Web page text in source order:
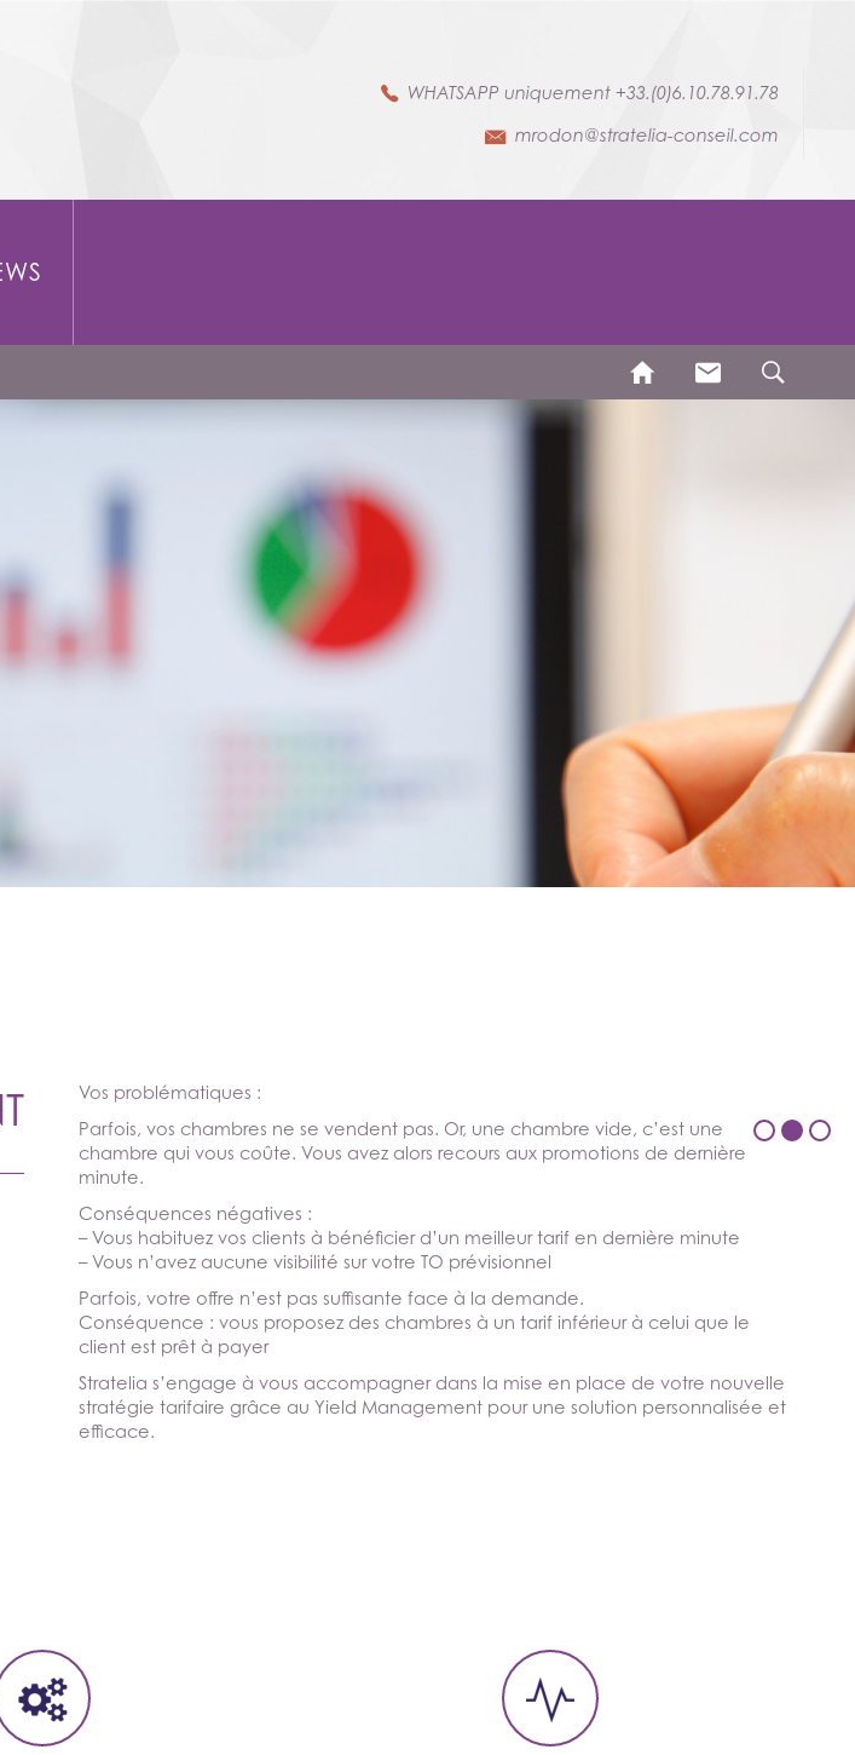
WHATSAPP uniquement +33.(0)6.10.78.91.78
mrodon@stratelia-conseil.com
Vos problématiques :
Parfois, vos chambres ne se vendent pas. Or, une chambre vide, c’est une
chambre qui vous coûte. Vous avez alors recours aux promotions de dernière
minute.
Conséquences négatives :
– Vous habituez vos clients à bénéficier d’un meilleur tarif en dernière minute
– Vous n’avez aucune visibilité sur votre TO prévisionnel
Parfois, votre offre n’est pas suffisante face à la demande.
Conséquence : vous proposez des chambres à un tarif inférieur à celui que le
client est prêt à payer
Stratelia s’engage à vous accompagner dans la mise en place de votre nouvelle
stratégie tarifaire grâce au Yield Management pour une solution personnalisée et
efficace.
RODON